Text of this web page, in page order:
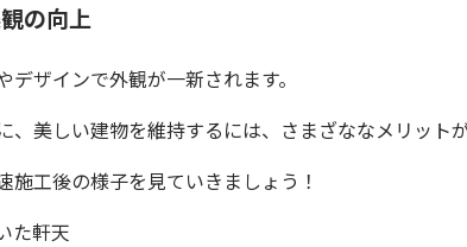
の向上
デザインで外観が一新されます。
、美しい建物を維持するには、さまざななメリット
施工後の様子を見ていきましょう！
た軒天